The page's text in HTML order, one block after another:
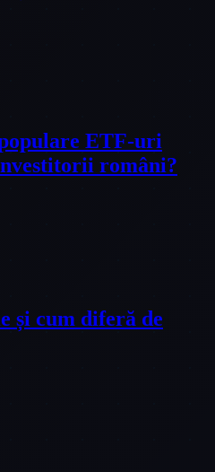
ETF-uri
români?
și cum diferă de